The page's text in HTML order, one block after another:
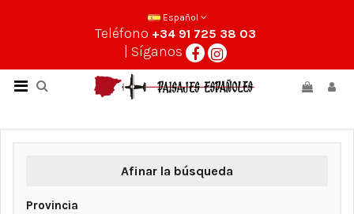
Español
Teléfono +34 91 725 38 03
| Síganos
Afinar la búsqueda
Provincia